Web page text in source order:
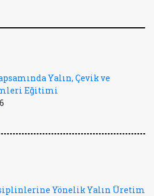
Yalın, Çevik ve
Eğitimi
Yönelik Yalın Üretim